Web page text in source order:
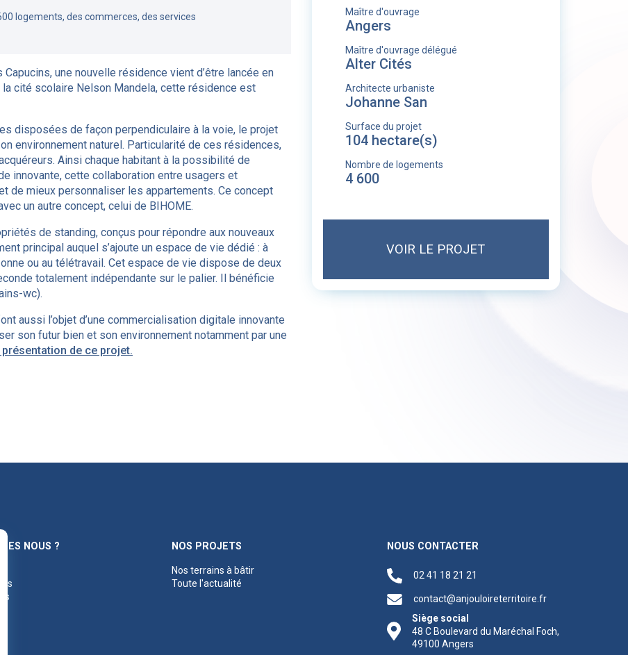
logements, des commerces, des services
une nouvelle résidence vient d’être lancée en
cité scolaire Nelson Mandela, cette résidence est
disposées de façon perpendiculaire à la voie, le projet
environnement naturel. Particularité de ces résidences,
Ainsi chaque habitant à la possibilité de
innovante, cette collaboration entre usagers et
de mieux personnaliser les appartements. Ce concept
un autre concept, celui de BIHOME.
de standing, conçus pour répondre aux nouveaux
principal auquel s’ajoute un espace de vie dédié : à
ou au télétravail. Cet espace de vie dispose de deux
totalement indépendante sur le palier. Il bénéficie
wc).
aussi l’objet d’une commercialisation digitale innovante
son futur bien et son environnement notamment par une
de ce projet.
Maître d'ouvrage
Angers
Maître d'ouvrage délégué
Alter Cités
Architecte urbaniste
Johanne San
Surface du projet
104 hectare(s)
Nombre de logements
4 600
VOIR LE PROJET
NOUS ? NOS PROJETS
Nos terrains à bâtir
Toute l'actualité
NOUS CONTACTER
02 41 18 21 21
contact@anjouloireterritoire.fr
Siège social
48 C Boulevard du Maréchal Foch,
49100 Angers